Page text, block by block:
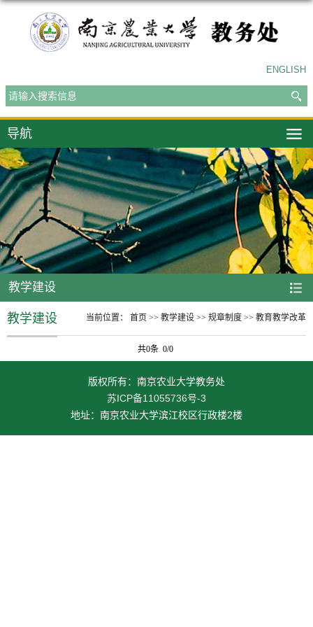
ENGLISH
导航
教学建设
当前位置： 首页 >> 教学建设 >> 规章制度 >> 教育教学改革
教学建设
共0条 0/0
版权所有：南京农业大学教务处
苏ICP备11055736号-3
地址：南京农业大学滨江校区行政楼2楼